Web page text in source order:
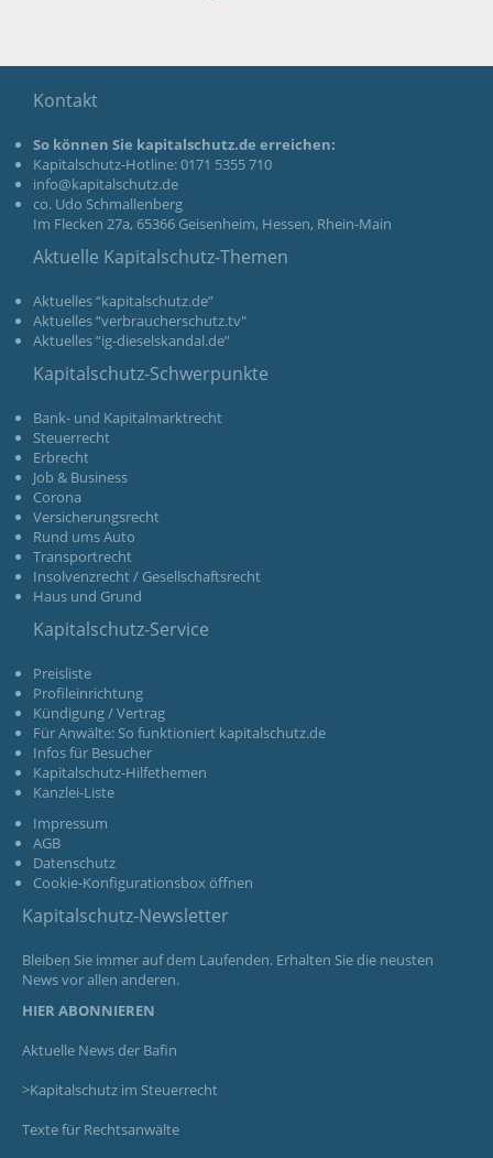
Kontakt
So können Sie kapitalschutz.de erreichen:
Kapitalschutz-Hotline: 0171 5355 710
info@kapitalschutz.de
co. Udo Schmallenberg
Im Flecken 27a, 65366 Geisenheim, Hessen, Rhein-Main
Aktuelle Kapitalschutz-Themen
Aktuelles “kapitalschutz.de”
Aktuelles “verbraucherschutz.tv"
Aktuelles “ig-dieselskandal.de”
Kapitalschutz-Schwerpunkte
Bank- und Kapitalmarktrecht
Steuerrecht
Erbrecht
Job & Business
Corona
Versicherungsrecht
Rund ums Auto
Transportrecht
Insolvenzrecht / Gesellschaftsrecht
Haus und Grund
Kapitalschutz-Service
Preisliste
Profileinrichtung
Kündigung / Vertrag
Für Anwälte: So funktioniert kapitalschutz.de
Infos für Besucher
Kapitalschutz-Hilfethemen
Kanzlei-Liste
Impressum
AGB
Datenschutz
Cookie-Konfigurationsbox öffnen
Kapitalschutz-Newsletter
Bleiben Sie immer auf dem Laufenden. Erhalten Sie die neusten
News vor allen anderen.
HIER ABONNIEREN
Aktuelle News der Bafin
>Kapitalschutz im Steuerrecht
Texte für Rechtsanwälte